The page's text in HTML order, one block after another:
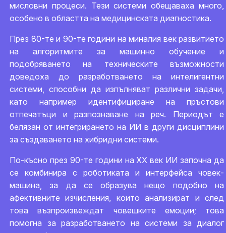
мисловни процеси. Тези системи обещаваха много,
особено в областта на медицинската диагностика.
През 80-те и 90-те години на миналия век развитието
на алгоритмите за машинно обучение и
подобряването на техническите възможности
доведоха до разработването на интелигентни
системи, способни да изпълняват различни задачи,
като например идентифициране на пръстови
отпечатъци и разпознаване на реч. Периодът е
белязан от интегрирането на ИИ в други дисциплини
за създаването на хибридни системи.
По-късно през 90-те години на ХХ век ИИ започна да
се комбинира с роботиката и интерфейса човек-
машина, за да се образува нещо подобно на
афективните изчисления, които анализират и след
това възпроизвеждат човешките емоции; това
помогна за разработването на системи за диалог